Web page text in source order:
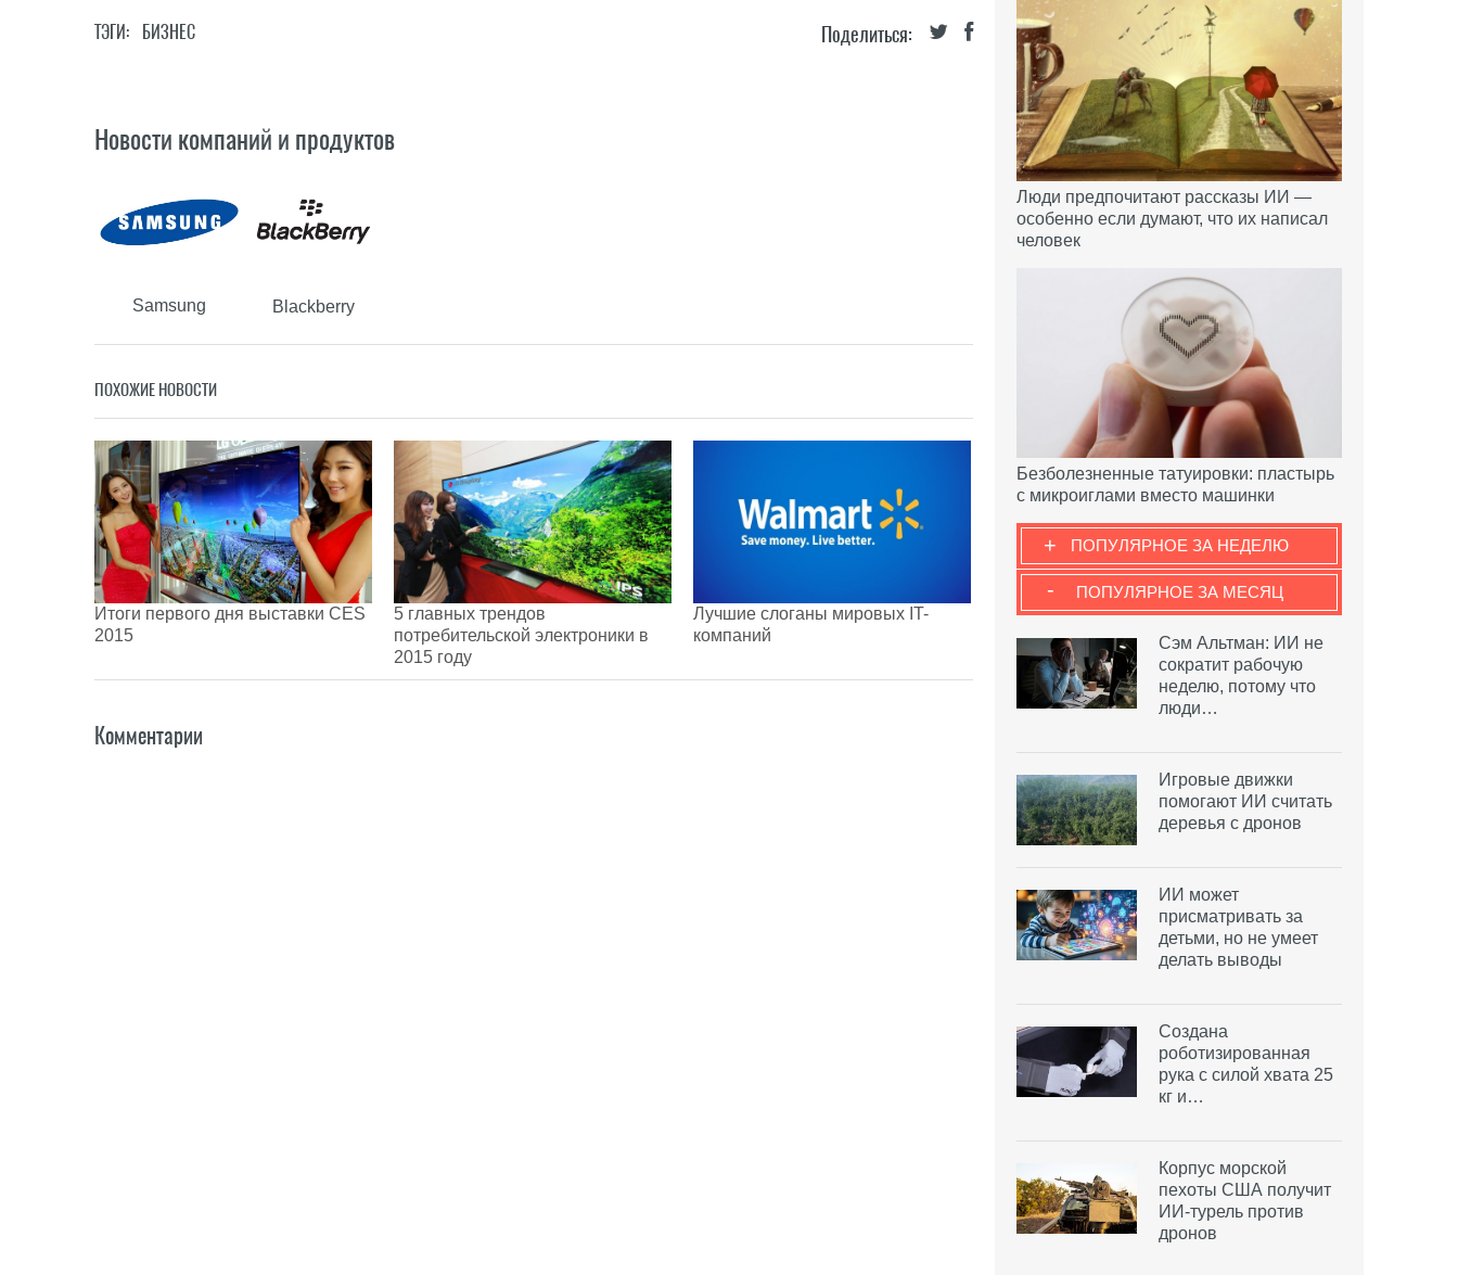
Поделиться:
ТЭГИ: БИЗНЕС
Новости компаний и продуктов
Samsung Blackberry
ПОХОЖИЕ НОВОСТИ
Итоги первого дня выставки CES
2015
5 главных трендов
потребительской электроники в
2015 году
Лучшие слоганы мировых IT-
компаний
Комментарии
Люди предпочитают рассказы ИИ —
особенно если думают, что их написал
человек
Безболезненные татуировки: пластырь
с микроиглами вместо машинки
ПОПУЛЯРНОЕ ЗА НЕДЕЛЮ
+
ПОПУЛЯРНОЕ ЗА МЕСЯЦ
-
Сэм Альтман: ИИ не
сократит рабочую
неделю, потому что
люди…
Игровые движки
помогают ИИ считать
деревья с дронов
ИИ может
присматривать за
детьми, но не умеет
делать выводы
Создана
роботизированная
рука с силой хвата 25
кг и…
Корпус морской
пехоты США получит
ИИ-турель против
дронов